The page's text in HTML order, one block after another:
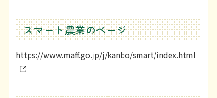
運営者情報
埼玉県のスマート農業の取組
利用上の注意等
スマート農業のページ
https://www.maff.go.jp/j/kanbo/smart/index.html